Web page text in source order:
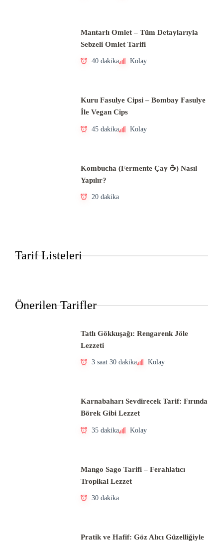
Mantarlı Omlet – Tüm Detaylarıyla
Sebzeli Omlet Tarifi
40 dakika Kolay
Kuru Fasulye Cipsi – Bombay Fasulye
İle Vegan Cips
45 dakika Kolay
Kombucha (Fermente Çay ☕) Nasıl
Yapılır?
20 dakika
Tarif Listeleri
Önerilen Tarifler
Tatlı Gökkuşağı: Rengarenk Jöle
Lezzeti
3 saat 30 dakika Kolay
Karnabaharı Sevdirecek Tarif: Fırında
Börek Gibi Lezzet
35 dakika Kolay
Mango Sago Tarifi – Ferahlatıcı
Tropikal Lezzet
30 dakika
Pratik ve Hafif: Göz Alıcı Güzelliğiyle